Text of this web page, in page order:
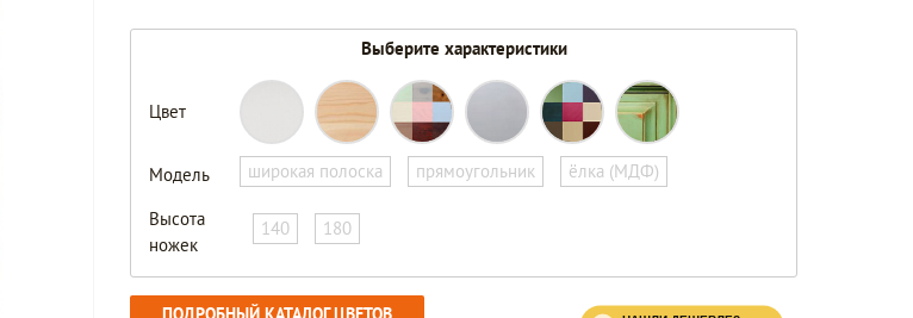
Выберите характеристики
Цвет
Модель широкая полоска прямоугольник ёлка (МДФ)
Высота
ножек
140 180